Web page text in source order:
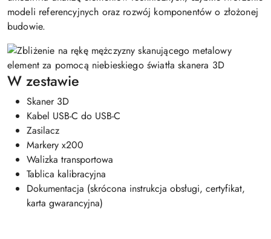
modeli referencyjnych oraz rozwój komponentów o złożonej
budowie.
W zestawie
Skaner 3D
Kabel USB-C do USB-C
Zasilacz
Markery x200
Walizka transportowa
Tablica kalibracyjna
Dokumentacja (skrócona instrukcja obsługi, certyfikat,
karta gwarancyjna)